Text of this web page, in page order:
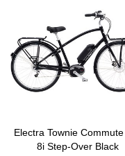
Electra Townie
8i Step-Over Black